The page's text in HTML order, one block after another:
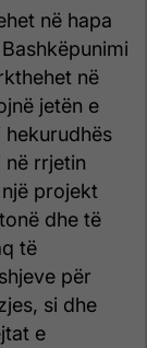
në hapa
në
jetën e
hekurudhës
në rrjetin
projekt
dhe të
të
për
si dhe
e